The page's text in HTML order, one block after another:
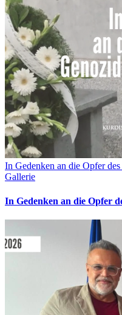
In Gedenken an die Opfer
Gallerie
In Gedenken an die Opfer